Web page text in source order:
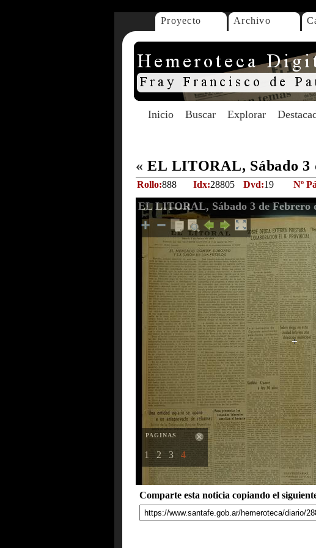
Proyecto Archivo
Inicio Buscar Explorar
« EL LITORAL, Sábado 3
Rollo:888 Idx:28805 Dvd:19 Nº
EL LITORAL, Sábado 3 de Febrero
PAGINAS
1 2 3 4
Comparte esta noticia copiando el